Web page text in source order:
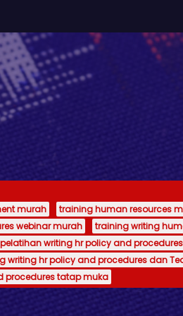
murah
training human resources
webinar murah
training writing
pelatihan writing hr policy and
writing hr policy and procedures dan
procedures tatap muka